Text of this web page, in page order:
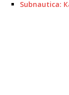
Subnautica: